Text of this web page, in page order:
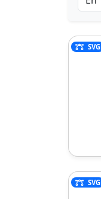
SVG
SVG